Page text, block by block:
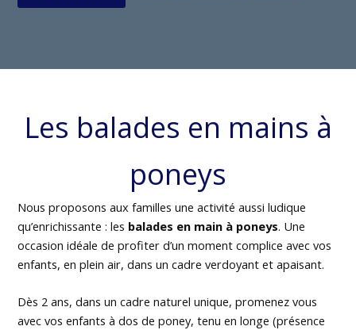
Les balades en mains à
poneys
Nous proposons aux familles une activité aussi ludique
qu’enrichissante : les balades en main à poneys. Une
occasion idéale de profiter d’un moment complice avec vos
enfants, en plein air, dans un cadre verdoyant et apaisant.
Dès 2 ans, dans un cadre naturel unique, promenez vous
avec vos enfants à dos de poney, tenu en longe (présence